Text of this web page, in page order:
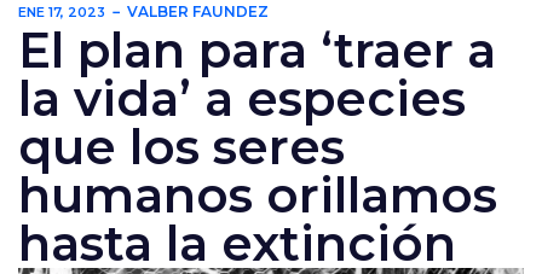
ENE 17, 2023 VALBER FAUNDEZ
El plan para ‘traer a
la vida’ a especies
que los seres
humanos orillamos
hasta la extinción